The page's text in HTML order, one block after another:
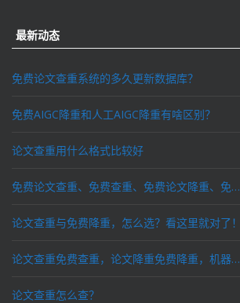
最新动态
免费论文查重系统的多久更新数据库？
免费AIGC降重和人工AIGC降重有啥区别？
论文查重用什么格式比较好
免费论文查重、免费查重、免费论文降重、免费降重、智能降重、一键降重、降低AIGC写作率、AI写论文，这些名词你了解吗？
论文查重与免费降重，怎么选？看这里就对了！
论文查重免费查重，论文降重免费降重，机器降重，人工降重，降低AIGC写作率，ai写论文，都要选论文狗和paperdog以及文思慧达！
论文查重怎么查？